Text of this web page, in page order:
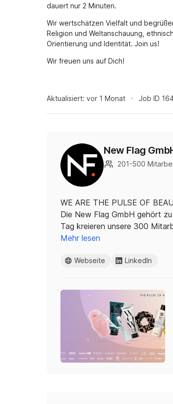
dauert nur 2 Minuten.
Wir wertschätzen Vielfalt und
Religion und Weltanschauung,
Orientierung und Identität. Join us!
Wir freuen uns auf Dich!
Aktualisiert: vor 1 Monat Job ID
New Flag
201-500
WE ARE THE PULSE OF
Die New Flag GmbH gehört
Tag kreieren unsere 300
Mehr lesen
Webseite LinkedIn